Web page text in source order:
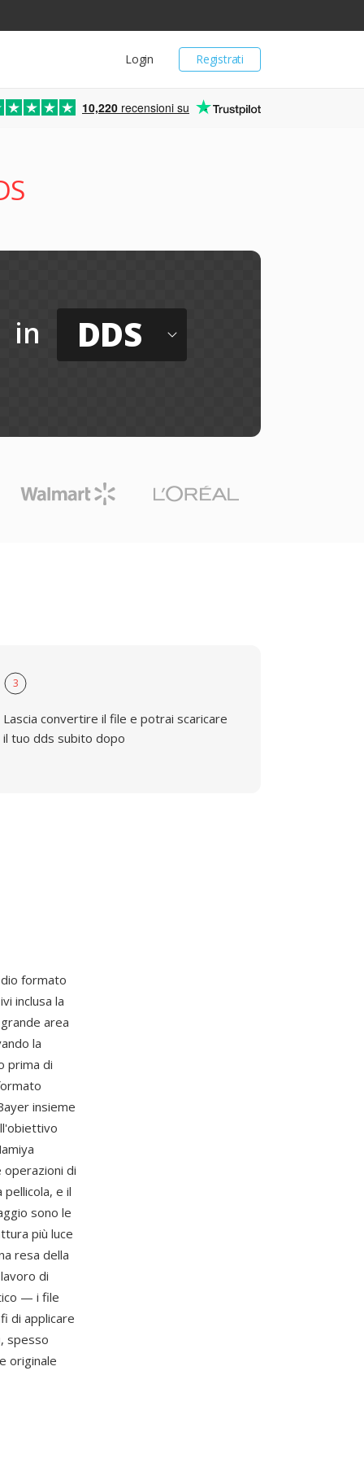
Registrati
Login
10,220 recensioni su
in DDS
3
Lascia convertire il file e potrai scaricare
il tuo dds subito dopo
formato
inclusa la
area
la
prima di
insieme
operazioni di
e il
sono le
più luce
resa della
di
— i file
di applicare
spesso
originale